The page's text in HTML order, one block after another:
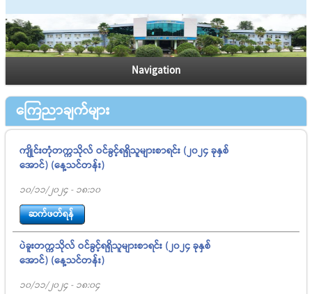
Navigation
ကြေညာချက်များ
ကျိုင်းတုံတက္ကသိုလ် ဝင်ခွင့်ရရှိသူများစာရင်း (၂၀၂၄ ခုနှစ်
အောင်) (နေ့သင်တန်း)
10/11/2024 - 18:10
ဆက်ဖတ်ရန်
ပဲခူးတက္ကသိုလ် ဝင်ခွင့်ရရှိသူများစာရင်း (၂၀၂၄ ခုနှစ်
အောင်) (နေ့သင်တန်း)
10/11/2024 - 18:04